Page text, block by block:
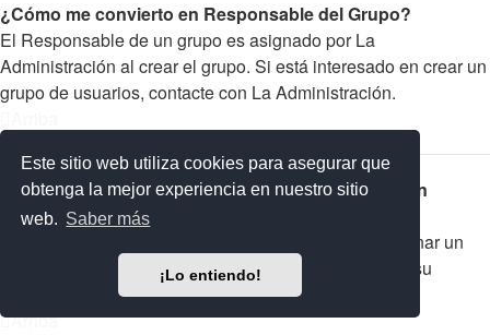
Este sitio web utiliza cookies para asegurar que
obtenga la mejor experiencia en nuestro sitio
web. Saber más
¡Lo entiendo!
¿Cómo me convierto en Responsable del Grupo?
El Responsable de un grupo es asignado por La
Administración al crear el grupo. Si está interesado en crear un
grupo de usuarios, contacte con La Administración.
¿Por qué algunos Grupos de Usuarios aparecen en
diferentes colores?
La Administración del foro tiene la posibilidad de asignar un
color a los usuarios de un grupo para hacer más fácil su
Arriba